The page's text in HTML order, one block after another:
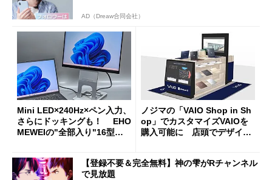
AD（Dreaw合同会社）
Mini LED×240Hz×ペン入力、
さらにドッキングも！ EHO
MEWEIの"全部入り"16型モ
ノジマの「VAIO Shop in Sh
op」でカスタマイズVAIOを
購入可能に 店頭でデザイン
【登録不要＆完全無料】神の雫がRチャンネル
で見放題